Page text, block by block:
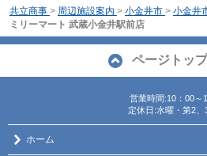
共立商事 > 周辺施設案内 > 小金井市 > 小金井
ミリーマート 武蔵小金井駅前店
ページトッ
営業時間:10：00～
定休日:水曜・第2、
ホーム